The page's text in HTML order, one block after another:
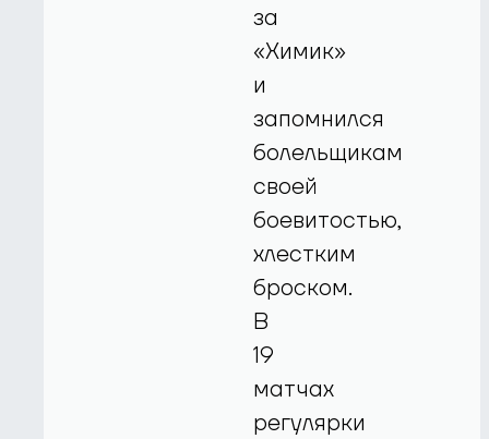
за
«Химик»
и
запомнился
болельщикам
своей
боевитостью,
хлестким
броском.
В
19
матчах
регулярки